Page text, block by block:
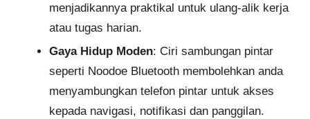
menjadikannya praktikal untuk ulang-alik kerja
atau tugas harian.
Gaya Hidup Moden: Ciri sambungan pintar
seperti Noodoe Bluetooth membolehkan anda
menyambungkan telefon pintar untuk akses
kepada navigasi, notifikasi dan panggilan.